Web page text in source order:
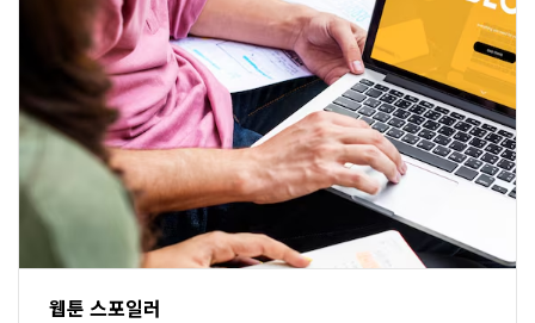
웹툰 스포일러